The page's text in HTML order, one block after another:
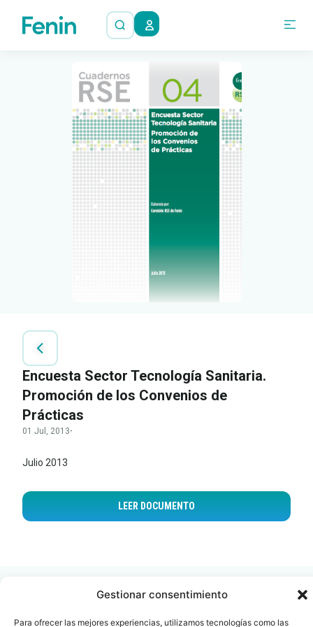
Gestionar consentimiento
Para ofrecer las mejores experiencias, utilizamos tecnologías como las
Encuesta Sector Tecnología Sanitaria.
Promoción de los Convenios de
Prácticas
01 Jul, 2013·
Julio 2013
LEER DOCUMENTO